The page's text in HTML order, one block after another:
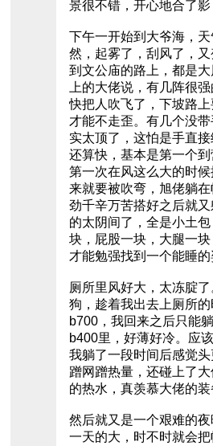
景很不错，开心地合了影
下午一开始到大爷海，
然，起雾了，刮风了，
到文公庙的路上，都是
上的大佬说，有几阵很
快把人吹飞了，下坡路
才能不走歪。有几个没
实太顶了，这怕是手直
还算快，基本是第一个
第一次在风这么大的时
来就要被吹弯，旭佬躺
劲千辛万苦搭好之后就
的太阴间了，全是小土
块，屁股一块，大腿一
才能勉强找到一个能睡的
厕所里风好大，太冻腚
狗，趁着我出去上厕所
b700，我回来之后只能
b400里，好薄好冷。应
我躺了一段时间后感觉
蹭网蹭热量，还碰上了
的热水，真羡慕大佬的装
然后就又是一个艰难的
一天的大，时不时就会